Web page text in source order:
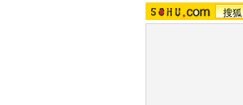
搜狐